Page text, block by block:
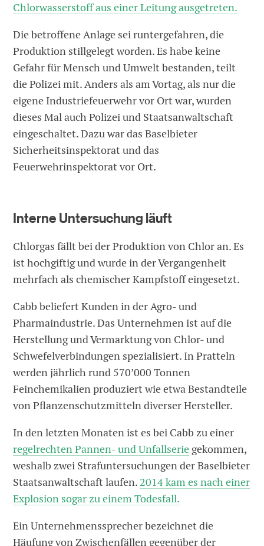
Chlorwasserstoff aus einer Leitung ausgetreten.
Die betroffene Anlage sei runtergefahren, die
Produktion stillgelegt worden. Es habe keine
Gefahr für Mensch und Umwelt bestanden, teilt
die Polizei mit. Anders als am Vortag, als nur die
eigene Industriefeuerwehr vor Ort war, wurden
dieses Mal auch Polizei und Staatsanwaltschaft
eingeschaltet. Dazu war das Baselbieter
Sicherheitsinspektorat und das
Feuerwehrinspektorat vor Ort.
Interne Untersuchung läuft
Chlorgas fällt bei der Produktion von Chlor an. Es
ist hochgiftig und wurde in der Vergangenheit
mehrfach als chemischer Kampfstoff eingesetzt.
Cabb beliefert Kunden in der Agro- und
Pharmaindustrie. Das Unternehmen ist auf die
Herstellung und Vermarktung von Chlor- und
Schwefelverbindungen spezialisiert. In Pratteln
werden jährlich rund 570’000 Tonnen
Feinchemikalien produziert wie etwa Bestandteile
von Pflanzenschutzmitteln diverser Hersteller.
In den letzten Monaten ist es bei Cabb zu einer
regelrechten Pannen- und Unfallserie gekommen,
weshalb zwei Strafuntersuchungen der Baselbieter
Staatsanwaltschaft laufen. 2014 kam es nach einer
Explosion sogar zu einem Todesfall.
Ein Unternehmenssprecher bezeichnet die
Häufung von Zwischenfällen gegenüber der